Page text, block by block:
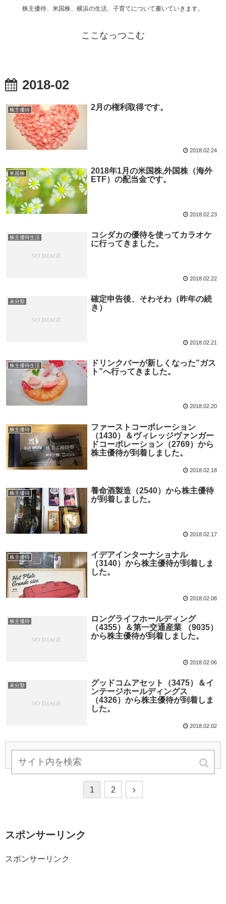
株主優待、米国株、横浜の生活、子育てについて書いていきます。
ここなっつこむ
2018-02
株主優待 2月の権利取得です。
2018.02.24
米国株
2018年1月の米国株,外国株（海外
ETF）の配当金です。
2018.02.23
株主優待生活
コシダカの優待を使ってカラオケ
に行ってきました。
2018.02.22
未分類
確定申告後、そわそわ（昨年の続
き）
2018.02.21
株主優待生活
ドリンクバーが新しくなった”ガス
ト”へ行ってきました。
2018.02.20
株主優待
ファーストコーポレーション
（1430）＆ヴィレッジヴァンガー
ドコーポレーション（2769）から
株主優待が到着しました。
2018.02.18
株主優待
養命酒製造（2540）から株主優待
が到着しました。
2018.02.17
株主優待
イデアインターナショナル
（3140）から株主優待が到着しま
した。
2018.02.08
株主優待
ロングライフホールディング
（4355）＆第一交通産業 （9035）
から株主優待が到着しました。
2018.02.06
未分類
グッドコムアセット（3475）＆イ
ンテージホールディングス
（4326）から株主優待が到着しま
した。
2018.02.02
1 2
スポンサーリンク
スポンサーリンク